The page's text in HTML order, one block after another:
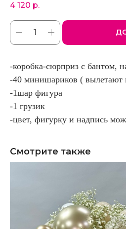
4 120 р.
-коробка-сюрприз с бантом,
-40 минишариков ( вылетают
-1шар фигура
-1 грузик
-цвет, фигурку и надпись
Смотрите также